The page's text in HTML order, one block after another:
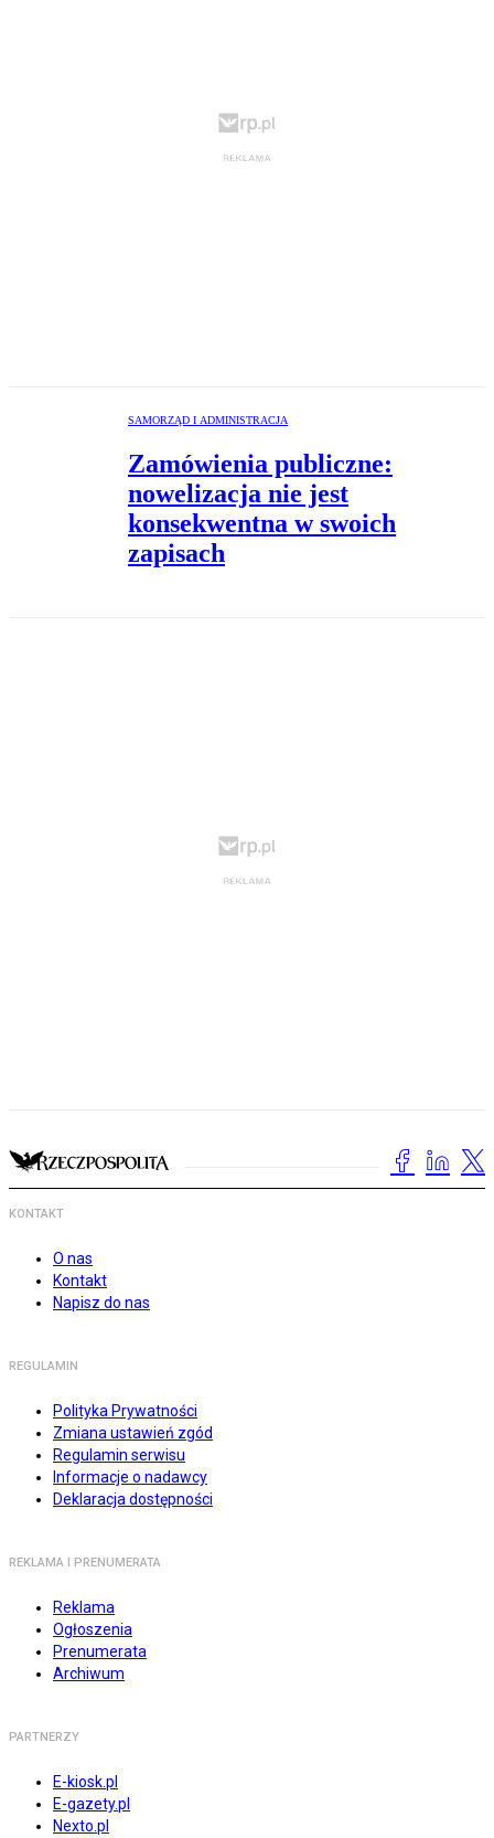
SAMORZĄD I ADMINISTRACJA
Zamówienia publiczne:
nowelizacja nie jest
konsekwentna w swoich
zapisach
KONTAKT
O nas
Kontakt
Napisz do nas
REGULAMIN
Polityka Prywatności
Zmiana ustawień zgód
Regulamin serwisu
Informacje o nadawcy
Deklaracja dostępności
REKLAMA I PRENUMERATA
Reklama
Ogłoszenia
Prenumerata
Archiwum
PARTNERZY
E-kiosk.pl
E-gazety.pl
Nexto.pl